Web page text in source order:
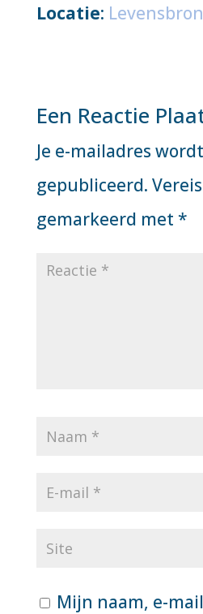
Locatie: Levensbron
Een Reactie
Je e-mailadres
gepubliceerd.
gemarkeerd met *
Mijn naam, e-